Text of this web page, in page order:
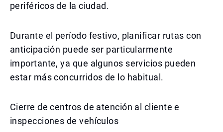
periféricos de la ciudad.
Durante el período festivo, planificar rutas con
anticipación puede ser particularmente
importante, ya que algunos servicios pueden
estar más concurridos de lo habitual.
Cierre de centros de atención al cliente e
inspecciones de vehículos